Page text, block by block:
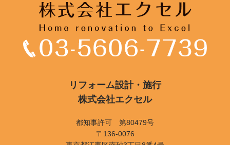
リフォーム設計・施行
株式会社エクセル
都知事許可 第80479号
〒136-0076